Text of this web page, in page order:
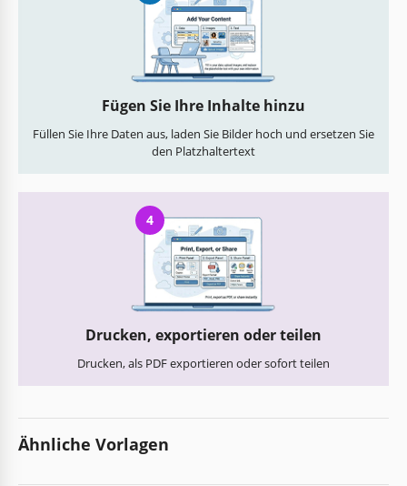
Fügen Sie Ihre Inhalte hinzu
Füllen Sie Ihre Daten aus, laden Sie Bilder hoch und ersetzen Sie
den Platzhaltertext
4
Drucken, exportieren oder teilen
Drucken, als PDF exportieren oder sofort teilen
Ähnliche Vorlagen